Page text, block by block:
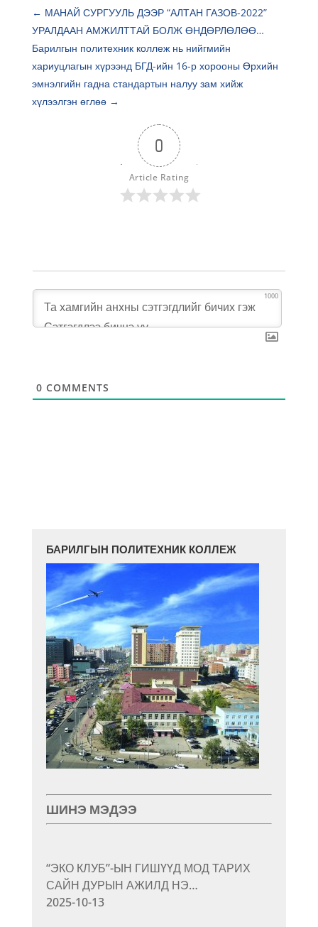
← МАНАЙ СУРГУУЛЬ ДЭЭР “АЛТАН ГАЗОВ-2022”
УРАЛДААН АМЖИЛТТАЙ БОЛЖ ӨНДӨРЛӨЛӨӨ…
Барилгын политехник коллеж нь нийгмийн
хариуцлагын хүрээнд БГД-ийн 16-р хорооны Өрхийн
эмнэлгийн гадна стандартын налуу зам хийж
хүлээлгэн өглөө →
0
Article Rating
1000
0 COMMENTS
БАРИЛГЫН ПОЛИТЕХНИК КОЛЛЕЖ
ШИНЭ МЭДЭЭ
“ЭКО КЛУБ”-ЫН ГИШҮҮД МОД ТАРИХ
САЙН ДУРЫН АЖИЛД НЭ…
2025-10-13